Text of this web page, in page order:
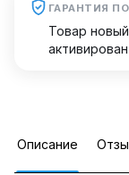
ГАРАНТИЯ
Товар
Описание